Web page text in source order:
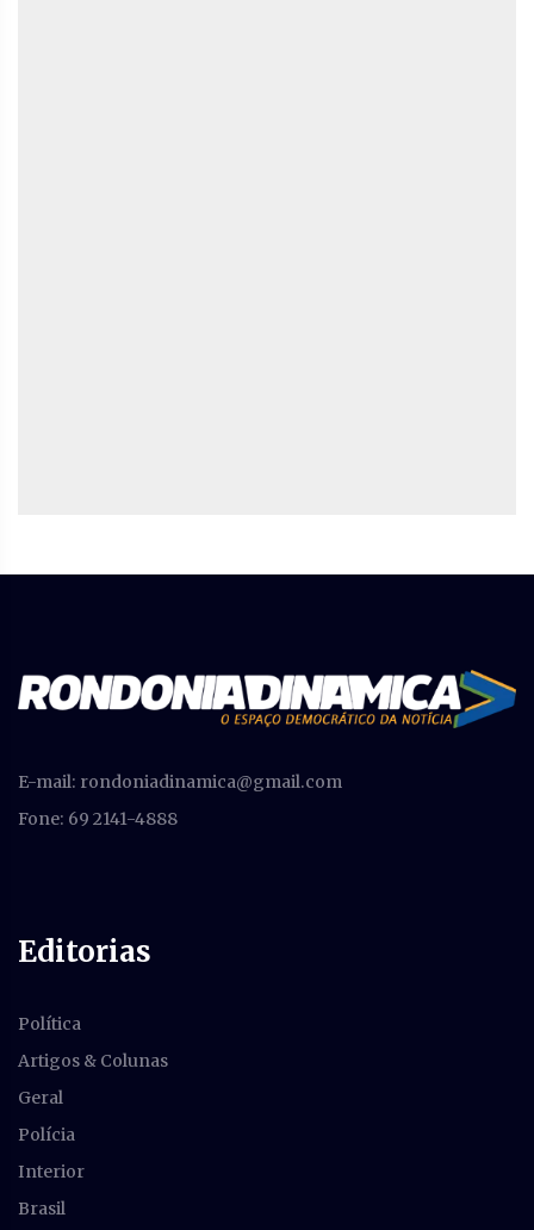
E-mail: rondoniadinamica@gmail.com
Fone: 69 2141-4888
Editorias
Política
Artigos & Colunas
Geral
Polícia
Interior
Brasil